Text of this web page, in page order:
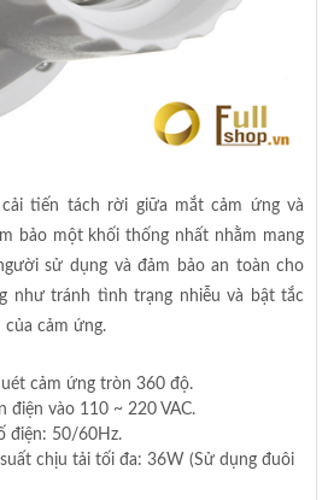
cải tiến tách rời giữa mắt cảm ứng và
bảo một khối thống nhất nhằm mang
sử dụng và đảm bảo an toàn cho
như tránh tình trạng nhiễu và bật tắc
của cảm ứng.
cảm ứng tròn 360 độ.
điện vào 110 ~ 220 VAC.
điện: 50/60Hz.
chịu tải tối đa: 36W (Sử dụng đuôi